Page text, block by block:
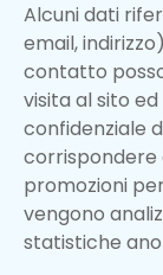
Alcuni dati
email,
contatto
visita al sito
confidenziale
corrispondere
promozioni
vengono
statistiche